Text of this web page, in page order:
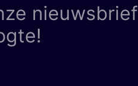
nieuwsbrief